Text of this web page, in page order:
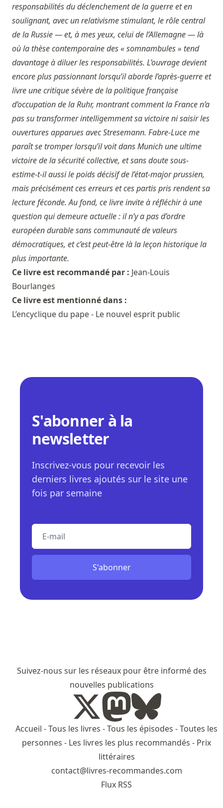
responsabilités du déclenchement de la guerre et en
soulignant, avec un relativisme stimulant, le rôle central
de la Russie — et, à mes yeux, celui de l’Allemagne — là
où la thèse contemporaine des « somnambules » tend
davantage à diluer les responsabilités. L’ouvrage devient
encore plus passionnant lorsqu’il aborde l’après-guerre et
livre une critique sévère de la politique française
d’occupation de la Ruhr, montrant comment la France n’a
pas su transformer intelligemment sa victoire ni saisir les
ouvertures apparues avec Stresemann. Fabre-Luce me
paraît se tromper lorsqu’il voit dans Munich une ultime
victoire de la sécurité collective, et sans doute sous-
estime-t-il aussi le poids décisif de l’état-major prussien,
mais précisément ces erreurs et ces partis pris rendent sa
lecture féconde. Au fond, ce livre invite à réfléchir à une
question qui demeure actuelle : il n’y a pas d’ordre
européen durable sans communauté de valeurs
démocratiques, et c’est peut-être là la leçon historique la
plus importante.
Ce livre est recommandé par : Jean-Louis
Bourlanges
Ce livre est mentionné dans :
L’encyclique du pape - Le nouvel esprit public
S'abonner à la
newsletter
Inscrivez-vous pour recevoir les
derniers livres ajoutés sur le site une
fois par semaine
E-mail
S'abonner
Suivez-nous sur les réseaux pour être informé des
nouvelles publications
Accueil -Tous les livres -Tous les épisodes -Toutes les
personnes - Les livres les plus recommandés - Prix
littéraires
contact@livres-recommandes.com
Flux RSS